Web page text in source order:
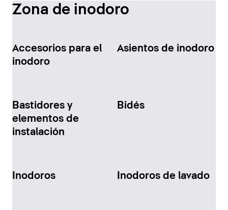
Zona de inodoro
Accesorios para el
inodoro
Asientos de inodoro
Bastidores y
elementos de
instalación
Bidés
Inodoros Inodoros de lavado